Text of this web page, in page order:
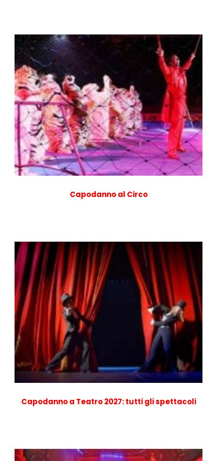
Capodanno al Circo
Capodanno a Teatro 2027: tutti gli spettacoli